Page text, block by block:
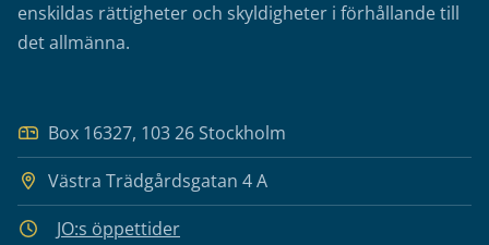
enskildas rättigheter och skyldigheter i förhållande till
det allmänna.
Box 16327, 103 26 Stockholm
Västra Trädgårdsgatan 4 A
JO:s öppettider